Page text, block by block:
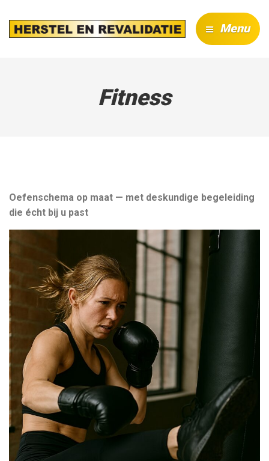
Menu
Fitness
Oefenschema op maat — met deskundige begeleiding
die écht bij u past